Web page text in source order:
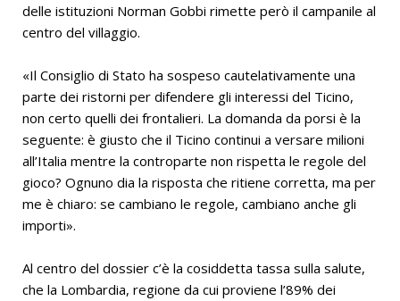
delle istituzioni Norman Gobbi rimette però il campanile al
centro del villaggio.
«Il Consiglio di Stato ha sospeso cautelativamente una
parte dei ristorni per difendere gli interessi del Ticino,
non certo quelli dei frontalieri. La domanda da porsi è la
seguente: è giusto che il Ticino continui a versare milioni
all’Italia mentre la controparte non rispetta le regole del
gioco? Ognuno dia la risposta che ritiene corretta, ma per
me è chiaro: se cambiano le regole, cambiano anche gli
importi».
Al centro del dossier c’è la cosiddetta tassa sulla salute,
che la Lombardia, regione da cui proviene l’89% dei